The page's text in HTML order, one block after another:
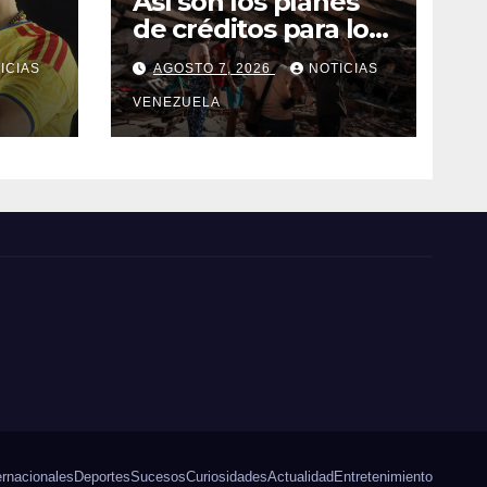
de créditos para los
damnificados de los
terremotos
AGOSTO 7, 2026 NOTICIAS
VENEZUELA
DeportesSucesosCuriosidadesActualidad Entretenimiento